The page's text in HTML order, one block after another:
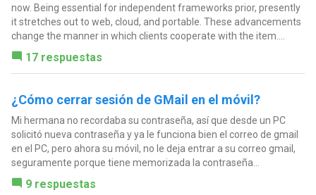
now. Being essential for independent frameworks prior, presently
it stretches out to web, cloud, and portable. These advancements
change the manner in which clients cooperate with the item....
17 respuestas
¿Cómo cerrar sesión de GMail en el móvil?
Mi hermana no recordaba su contraseña, así que desde un PC
solicitó nueva contraseña y ya le funciona bien el correo de gmail
en el PC, pero ahora su móvil, no le deja entrar a su correo gmail,
seguramente porque tiene memorizada la contraseña...
9 respuestas